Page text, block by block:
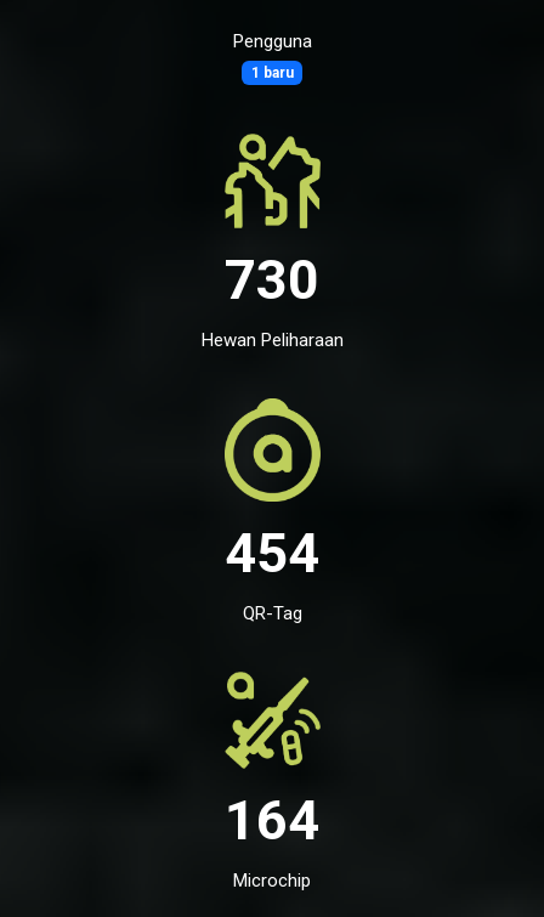
Pengguna
1 baru
730
Hewan Peliharaan
454
QR-Tag
164
Microchip